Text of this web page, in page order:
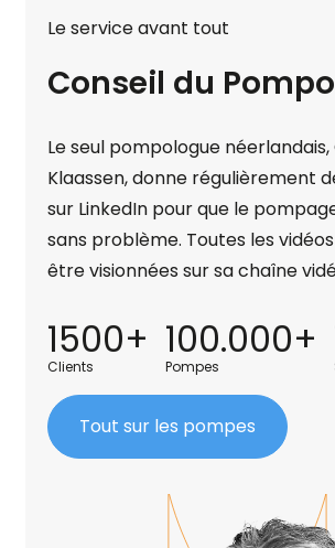
Le service avant tout
Conseil du
Le seul pompologue
Klaassen, donne régulièrement
sur LinkedIn pour que le
sans problème. Toutes les
être visionnées sur sa chaîne
1500+
Clients
100.000+
Pompes
Tout sur les pompes